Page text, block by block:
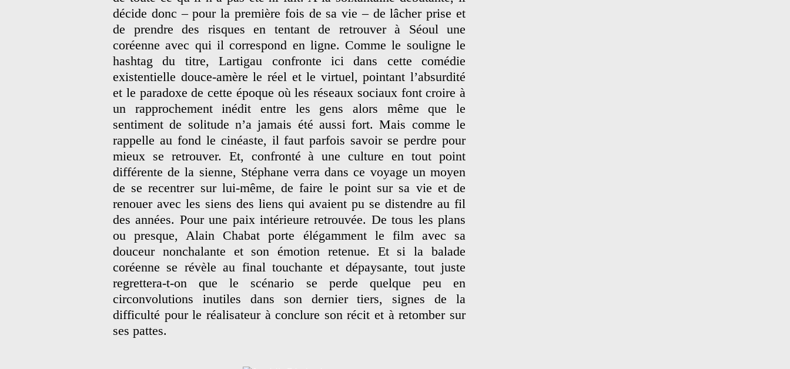
décide donc – pour la première fois de sa vie – de lâcher prise et
de prendre des risques en tentant de retrouver à Séoul une
coréenne avec qui il correspond en ligne. Comme le souligne le
hashtag du titre, Lartigau confronte ici dans cette comédie
existentielle douce-amère le réel et le virtuel, pointant l’absurdité
et le paradoxe de cette époque où les réseaux sociaux font croire à
un rapprochement inédit entre les gens alors même que le
sentiment de solitude n’a jamais été aussi fort. Mais comme le
rappelle au fond le cinéaste, il faut parfois savoir se perdre pour
mieux se retrouver. Et, confronté à une culture en tout point
différente de la sienne, Stéphane verra dans ce voyage un moyen
de se recentrer sur lui-même, de faire le point sur sa vie et de
renouer avec les siens des liens qui avaient pu se distendre au fil
des années. Pour une paix intérieure retrouvée. De tous les plans
ou presque, Alain Chabat porte élégamment le film avec sa
douceur nonchalante et son émotion retenue. Et si la balade
coréenne se révèle au final touchante et dépaysante, tout juste
regrettera-t-on que le scénario se perde quelque peu en
circonvolutions inutiles dans son dernier tiers, signes de la
difficulté pour le réalisateur à conclure son récit et à retomber sur
ses pattes.